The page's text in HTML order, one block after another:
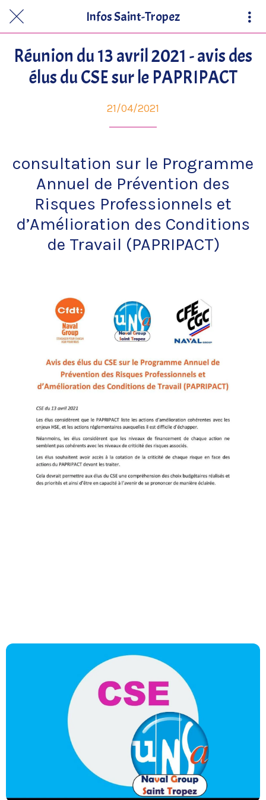
Infos Saint-Tropez
Réunion du 13 avril 2021 - avis des
élus du CSE sur le PAPRIPACT
21/04/2021
consultation sur le Programme
Annuel de Prévention des
Risques Professionnels et
d’Amélioration des Conditions
de Travail (PAPRIPACT)